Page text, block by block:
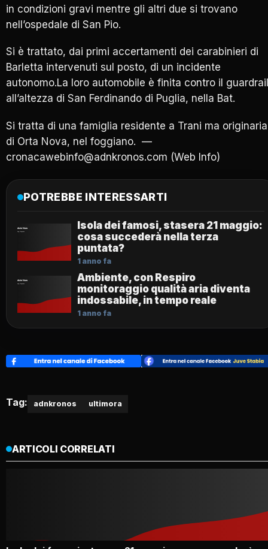
in condizioni gravi mentre gli altri due si trovano
nell’ospedale di San Pio.
Si è trattato, dai primi accertamenti dei carabinieri di
Barletta intervenuti sul posto, di un incidente
autonomo.La loro automobile è finita contro il guardrail
all’altezza di San Ferdinando di Puglia, nella Bat.
Si tratta di una famiglia residente a Trani ma originaria
di Orta Nova, nel foggiano. —
cronacawebinfo@adnkronos.com (Web Info)
POTREBBE INTERESSARTI
Isola dei famosi, stasera 21 maggio:
cosa succederà nella terza
puntata?
1 anno fa
Ambiente, con Respiro
monitoraggio qualità aria diventa
indossabile, in tempo reale
1 anno fa
Tag: adnkronos ultimora
ARTICOLI CORRELATI